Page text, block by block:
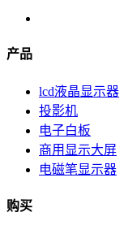
产品
lcd液晶显示器
投影机
电子白板
商用显示大屏
电磁笔显示器
购买